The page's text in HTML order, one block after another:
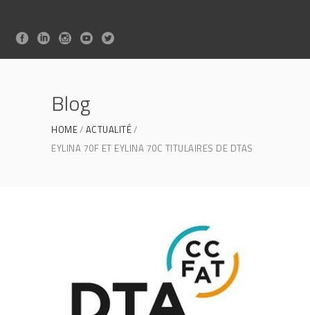
Blog
HOME ACTUALITÉ
EYLINA 70F ET EYLINA 70C TITULAIRES DE DTAS